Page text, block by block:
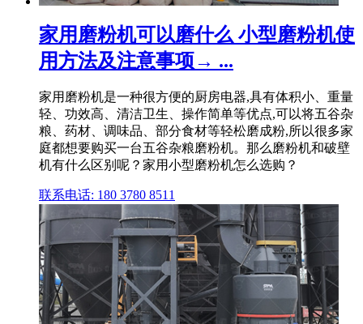
家用磨粉机可以磨什么 小型磨粉机使
用方法及注意事项→ ...
家用磨粉机是一种很方便的厨房电器,具有体积小、重量
轻、功效高、清洁卫生、操作简单等优点,可以将五谷杂
粮、药材、调味品、部分食材等轻松磨成粉,所以很多家
庭都想要购买一台五谷杂粮磨粉机。那么磨粉机和破壁
机有什么区别呢？家用小型磨粉机怎么选购？
联系电话: 180 3780 8511